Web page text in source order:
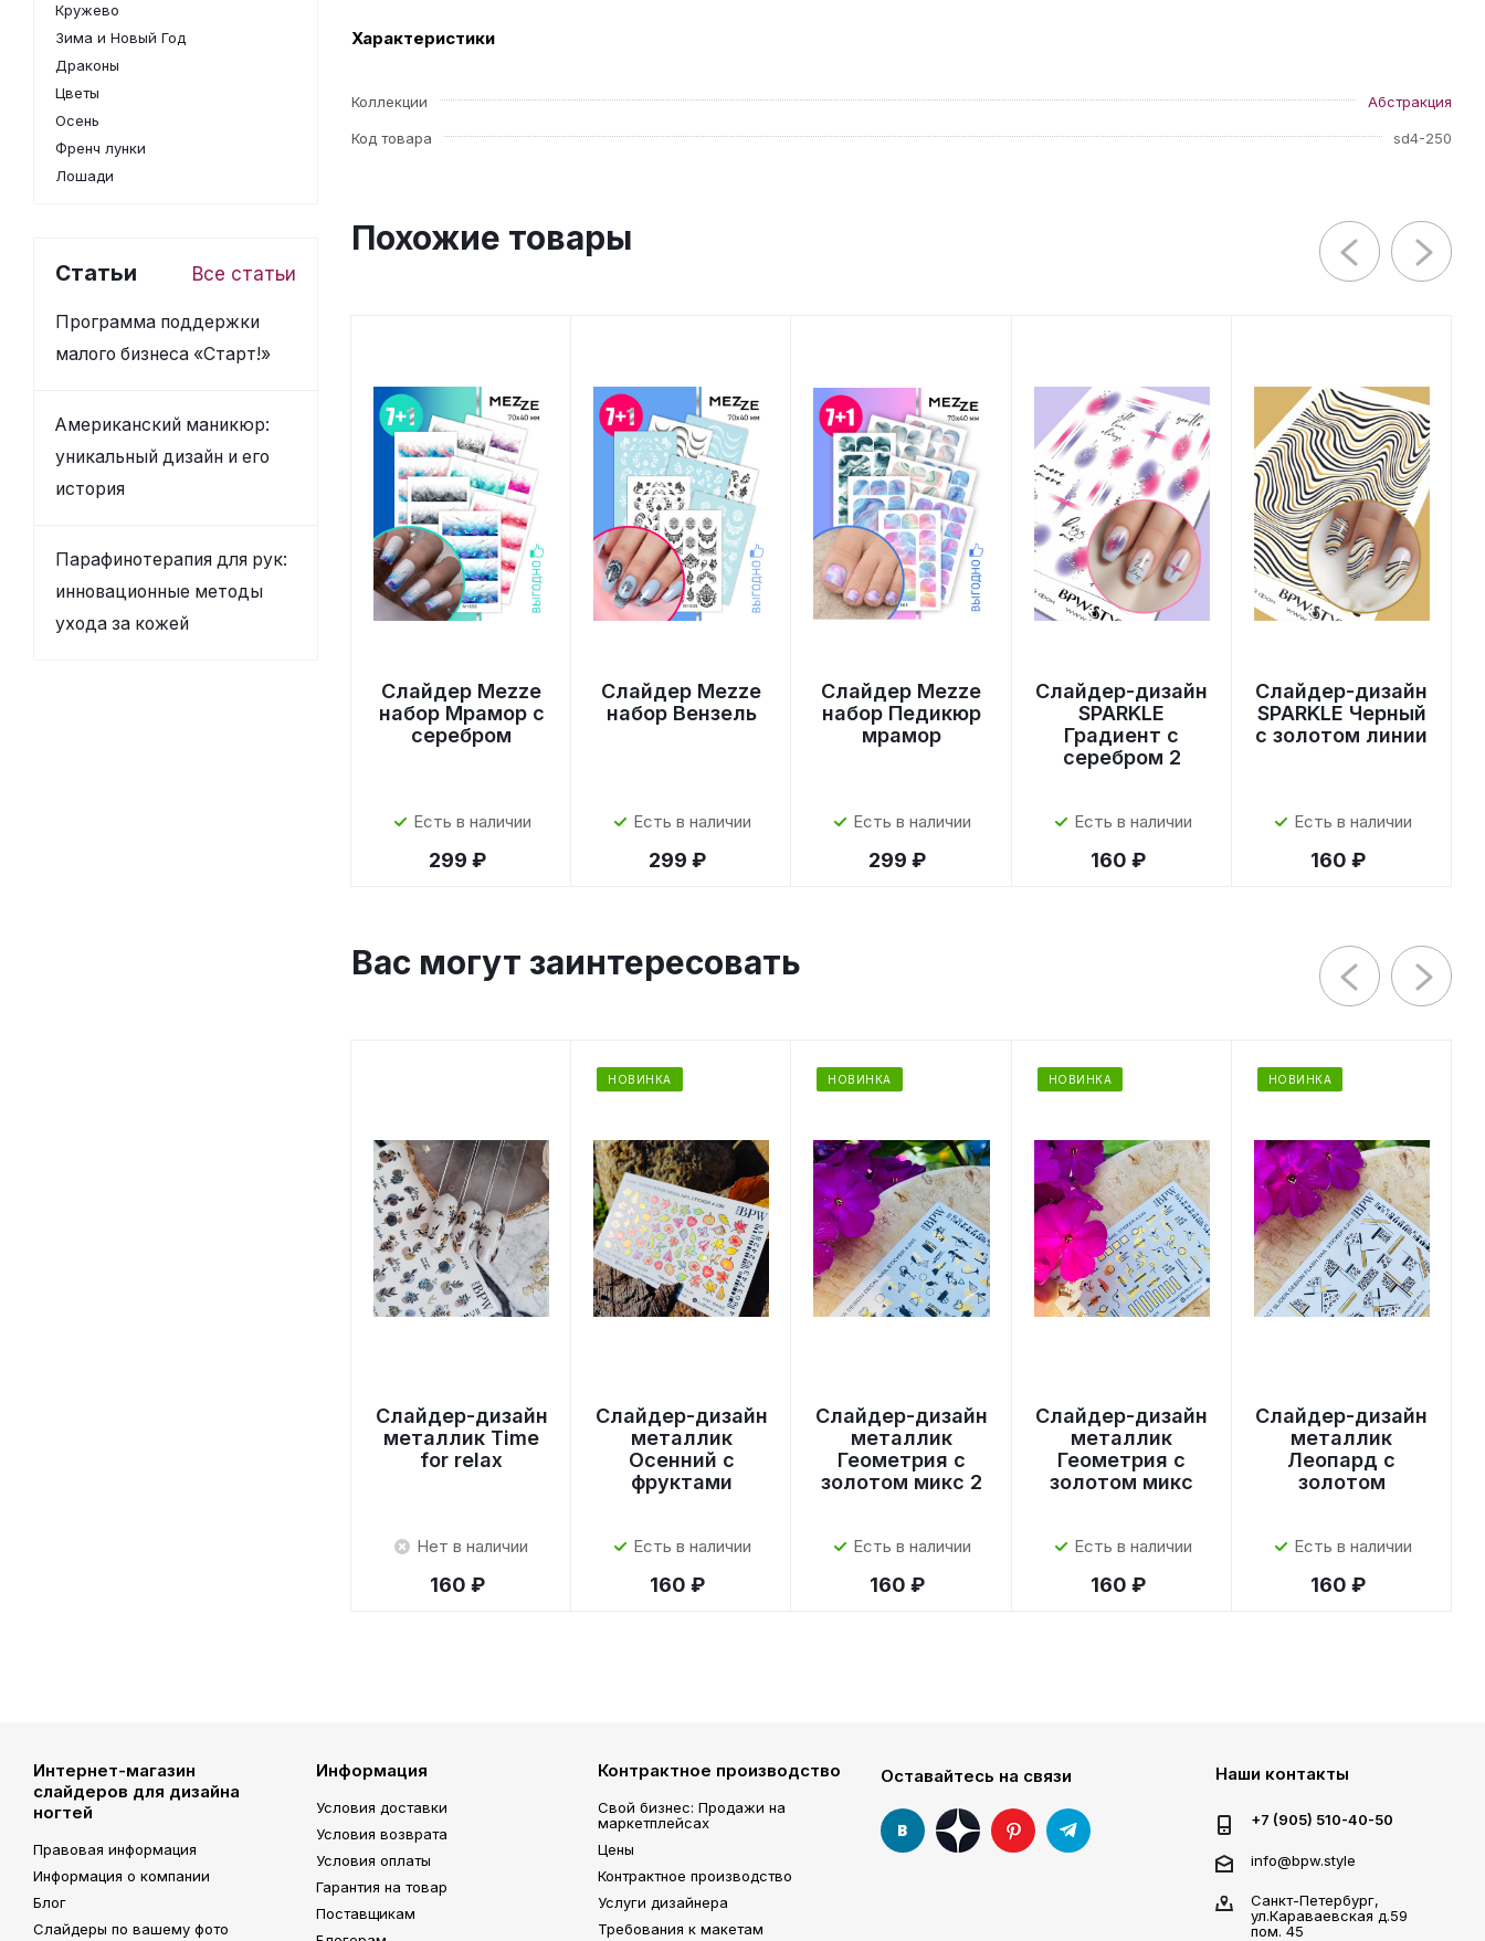
Характеристики
Коллекции Абстракция
Код товара sd4-250
Похожие товары
Слайдер Mezze
набор Мрамор с
серебром
Есть в наличии
299 ₽
Слайдер Mezze
набор Вензель
Есть в наличии
299 ₽
Слайдер Mezze
набор Педикюр
мрамор
Есть в наличии
299 ₽
Слайдер-дизайн
SPARKLE
Градиент с
серебром 2
Есть в наличии
160 ₽
Слайдер-дизайн
SPARKLE Черный
с золотом линии
Есть в наличии
160 ₽
Вас могут заинтересовать
Слайдер-дизайн
металлик Time
for relax
Нет в наличии
160 ₽
НОВИНКА
Слайдер-дизайн
металлик
Осенний с
фруктами
Есть в наличии
160 ₽
НОВИНКА
Слайдер-дизайн
металлик
Геометрия с
золотом микс 2
Есть в наличии
160 ₽
НОВИНКА
Слайдер-дизайн
металлик
Геометрия с
золотом микс
Есть в наличии
160 ₽
НОВИНКА
Слайдер-дизайн
металлик
Леопард с
золотом
Есть в наличии
160 ₽
Кружево
Зима и Новый Год
Драконы
Цветы
Осень
Френч лунки
Лошади
Статьи Все статьи
Программа поддержки
малого бизнеса «Старт!»
Американский маникюр:
уникальный дизайн и его
история
Парафинотерапия для рук:
инновационные методы
ухода за кожей
Интернет-магазин
слайдеров для дизайна
ногтей
Правовая информация
Информация о компании
Блог
Слайдеры по вашему фото
Информация
Условия доставки
Условия возврата
Условия оплаты
Гарантия на товар
Поставщикам
Контрактное производство
Свой бизнес: Продажи на
маркетплейсах
Цены
Контрактное производство
Услуги дизайнера
Требования к макетам
Оставайтесь на связи Наши контакты
+7 (905) 510-40-50
info@bpw.style
Санкт-Петербург,
ул.Караваевская д.59
пом. 45